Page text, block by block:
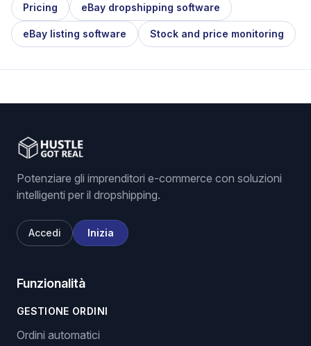
Pricing eBay dropshipping software
eBay listing software Stock and price monitoring
Potenziare gli imprenditori e-commerce con soluzioni
intelligenti per il dropshipping.
Accedi Inizia
Funzionalità
GESTIONE ORDINI
Ordini automatici